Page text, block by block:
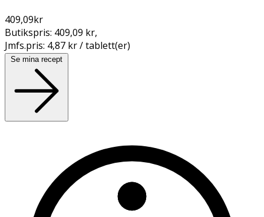
409,09kr
Butikspris: 409,09 kr,
Jmfs.pris: 4,87 kr / tablett(er)
Se mina recept